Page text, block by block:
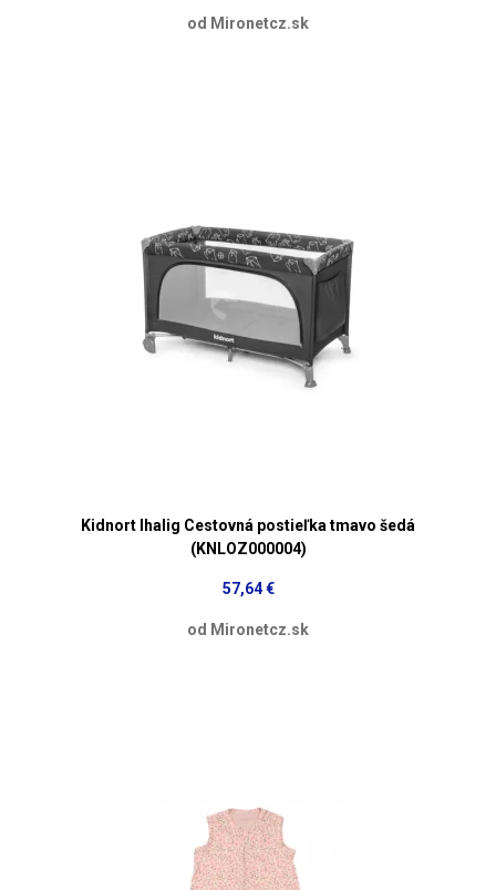
od Mironetcz.sk
Kidnort Ihalig Cestovná postieľka tmavo šedá
(KNLOZ000004)
57,64 €
od Mironetcz.sk